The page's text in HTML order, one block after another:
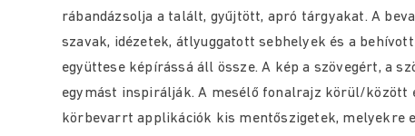
rábandázsolja a talált, gyűjtött, apró tárgyakat. A
szavak, idézetek, átlyuggatott sebhelyek és a
együttese képírássá áll össze. A kép a szövegért, a
egymást inspirálják. A mesélő fonalrajz körül/között
körbevarrt applikációk kis mentőszigetek, melyekre